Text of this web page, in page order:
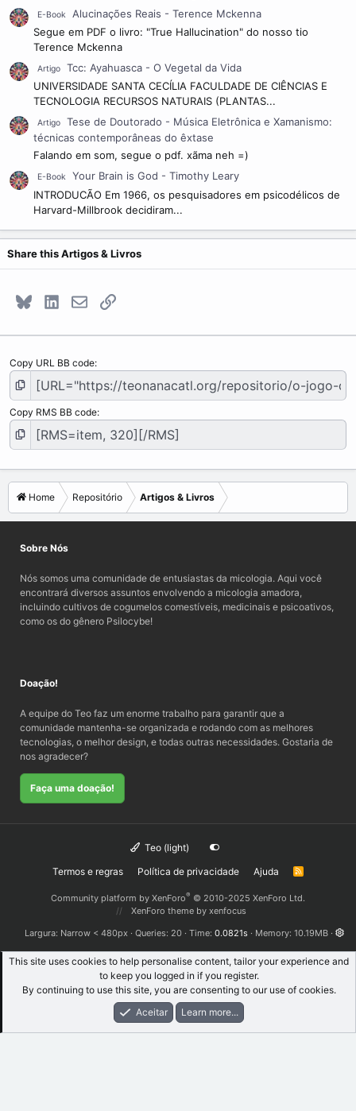
E-Book
Alucinações Reais - Terence Mckenna
Segue em PDF o livro: "True Hallucination" do nosso tio
Terence Mckenna
Artigo
Tcc: Ayahuasca - O Vegetal da Vida
UNIVERSIDADE SANTA CECÍLIA FACULDADE DE CIÊNCIAS E
TECNOLOGIA RECURSOS NATURAIS (PLANTAS...
Artigo
Tese de Doutorado - Música Eletrônica e Xamanismo:
técnicas contemporâneas do êxtase
Falando em som, segue o pdf. xãma neh =)
E-Book
Your Brain is God - Timothy Leary
INTRODUCÃO Em 1966, os pesquisadores em psicodélicos de
Harvard-Millbrook decidiram...
Share this Artigos & Livros
Bluesky LinkedInE-mailLink
Copy URL BB code
Copy RMS BB code
Home Repositório Artigos & Livros
Sobre Nós
Nós somos uma comunidade de entusiastas da micologia. Aqui você
encontrará diversos assuntos envolvendo a micologia amadora,
incluindo cultivos de cogumelos comestíveis, medicinais e psicoativos,
como os do gênero Psilocybe!
Doação!
A equipe do Teo faz um enorme trabalho para garantir que a
comunidade mantenha-se organizada e rodando com as melhores
tecnologias, o melhor design, e todas outras necessidades. Gostaria de
nos agradecer?
Faça uma doação!
Teo (light)
Termos e regras
Política de privacidade Ajuda
R
Community platform by XenForo® © 2010-2025 XenForo Ltd.
XenForo theme by xenfocus
Largura
Queries 20 Time 0.0821s Memory 10.19MB
This site uses cookies to help personalise content, tailor your experience and
to keep you logged in if you register.
By continuing to use this site, you are consenting to our use of cookies.
Aceitar
Learn more...